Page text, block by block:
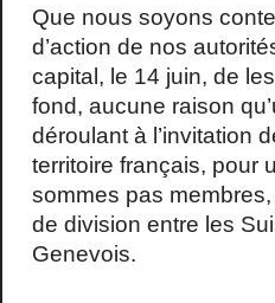
Que nous soyons
d’action de nos
capital, le 14 juin, de
fond, aucune raison
déroulant à l’invitation
territoire français, pour
sommes pas
de division entre les
Genevois.